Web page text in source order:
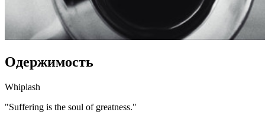
Одержимость
Whiplash
"Suffering is the soul of greatness."